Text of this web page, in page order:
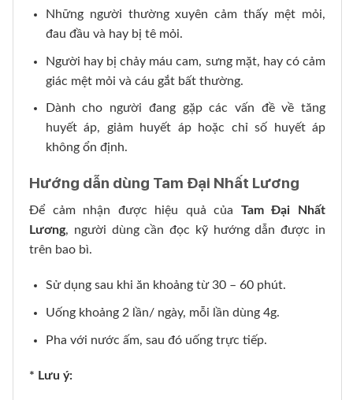
Những người thường xuyên cảm thấy mệt mỏi,
đau đầu và hay bị tê mỏi.
Người hay bị chảy máu cam, sưng mặt, hay có cảm
giác mệt mỏi và cáu gắt bất thường.
Dành cho người đang gặp các vấn đề về tăng
huyết áp, giảm huyết áp hoặc chỉ số huyết áp
không ổn định.
Hướng dẫn dùng Tam Đại Nhất Lương
Để cảm nhận được hiệu quả của Tam Đại Nhất
Lương, người dùng cần đọc kỹ hướng dẫn được in
trên bao bì.
Sử dụng sau khi ăn khoảng từ 30 – 60 phút.
Uống khoảng 2 lần/ ngày, mỗi lần dùng 4g.
Pha với nước ấm, sau đó uống trực tiếp.
* Lưu ý: